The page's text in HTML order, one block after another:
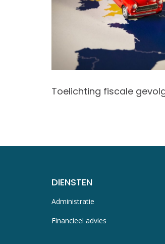
Toelichting fiscale
DIENSTEN
Administratie
Financieel advies